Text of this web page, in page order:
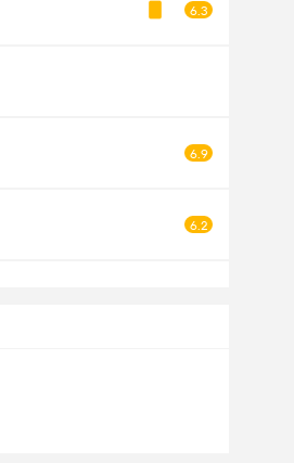
6.3
6.9
6.2